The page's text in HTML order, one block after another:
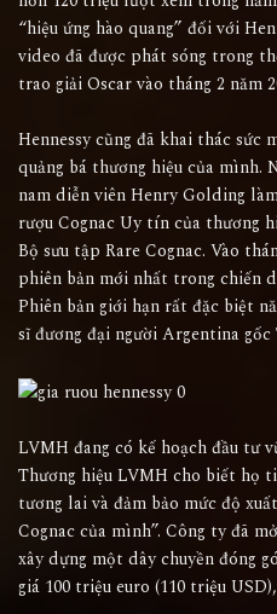
“hiệu ứng hào quang” đối với
video đã được phát sóng trong
trao giải Oscar vào tháng 2 năm
Hennessy cũng đã khai thác sức
quảng bá thương hiệu của mình.
nam diễn viên Henry Golding
rượu Cognac Uy tín của thương
Bộ sưu tập Rare Cognac. Vào
phiên bản mới nhất trong chiến
Phiên bản giới hạn rất đặc biệt
sĩ đương đại người Argentina
LVMH đang có kế hoạch đầu tư
Thương hiệu LVMH cho biết họ
tương lai và đảm bảo mức độ
Cognac của mình”. Công ty đã
xây dựng một dây chuyền đóng
giá 100 triệu euro (110 triệu